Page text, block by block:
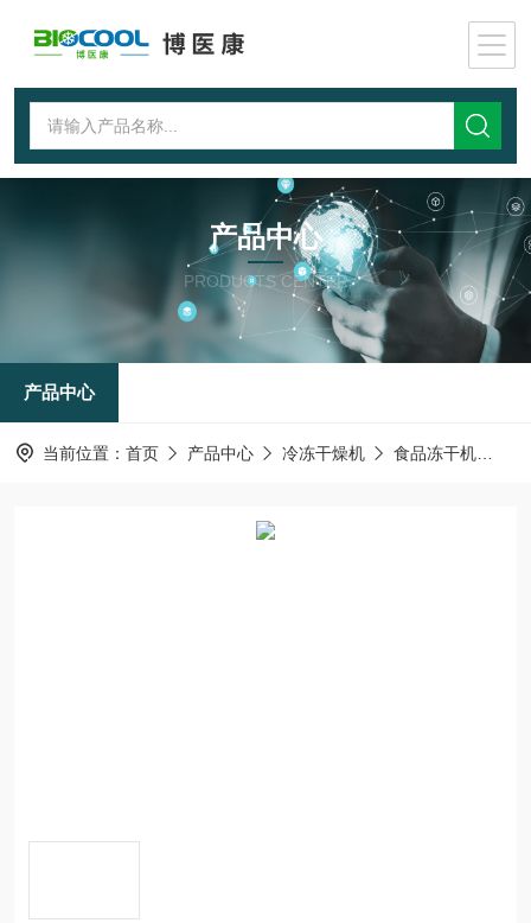
产品中心
PRODUCTS CENTER
产品中心
当前位置： 首页 产品中心 冷冻干燥机 食品冻干机